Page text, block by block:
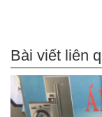
Bài viết liên